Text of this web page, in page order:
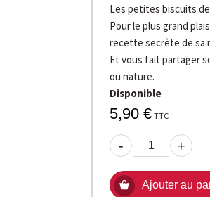
Les petites biscuits
Pour le plus grand
recette secrète de sa
Et vous fait partager
ou nature.
Disponible
5,90 € TTC
- +
Ajouter au